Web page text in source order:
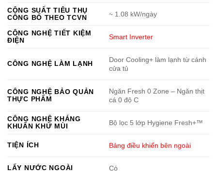
CÔNG SUẤT TIÊU THỤ
CÔNG BỐ THEO TCVN
~ 1.08 kW/ngày
CÔNG NGHỆ TIẾT KIỆM
ĐIỆN
Smart Inverter
CÔNG NGHỆ LÀM LẠNH
Door Cooling+ làm lạnh từ cánh
cửa tủ
CÔNG NGHỆ BẢO QUẢN
THỰC PHẨM
Ngăn Fresh 0 Zone – Ngăn thịt
cá 0 độ C
CÔNG NGHỆ KHÁNG
KHUẨN KHỬ MÙI
Bộ lọc 5 lớp Hygiene Fresh+™
TIỆN ÍCH Bảng điều khiển bên ngoài
LẤY NƯỚC NGOÀI Có